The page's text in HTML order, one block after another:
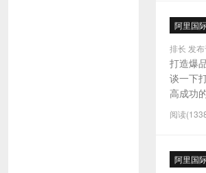
阿里国
排长 发
打造爆
谈一下
高成功
阅读
阿里国